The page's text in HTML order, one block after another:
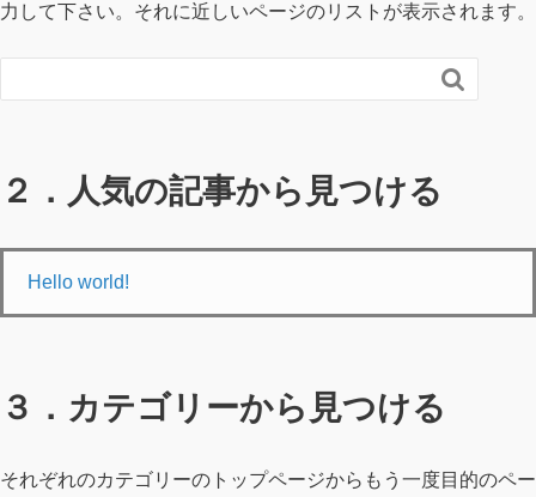
力して下さい。それに近しいページのリストが表示されます。

２．人気の記事から見つける
Hello world!
３．カテゴリーから見つける
それぞれのカテゴリーのトップページからもう一度目的のペー